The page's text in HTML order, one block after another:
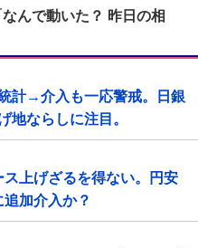
んで動いた？ 昨日の相
計→介入も一応警戒。日銀
地ならしに注目。
上げざるを得ない。円安
追加介入か？